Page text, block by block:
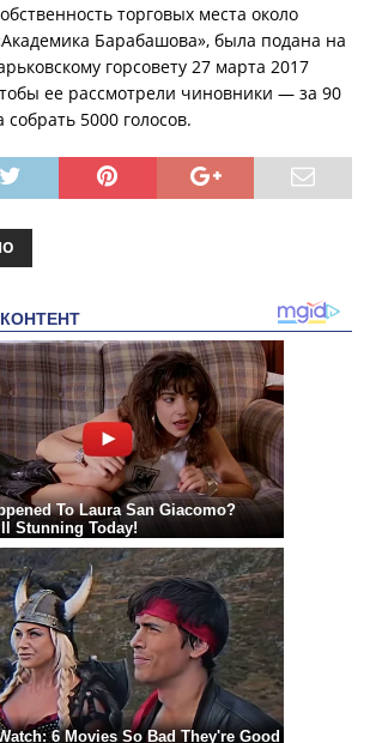
торговых места около
Барабашова», была подана на
горсовету 27 марта 2017
ее рассмотрели чиновники — за 90
5000 голосов.